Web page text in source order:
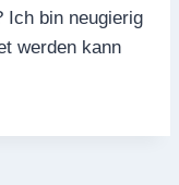
Ich bin neugierig
werden kann